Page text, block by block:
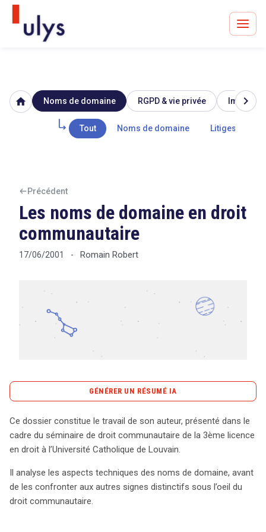
Avocats à Paris & Bruxelles
Leader en droit de l'innovation depuis 30 ans
CONTACT
home Noms de domaine RGPD & vie privée Image &
Tout Noms de domaine Litiges
chevron_right
Précédent
Les noms de domaine en droit
communautaire
17/06/2001 - Romain Robert
GÉNÉRER UN RÉSUMÉ IA
L’article explore les enjeux juridiques des noms de
domaine dans le cadre du droit communautaire, en se
étudiant de l’Université Catholique de Louvain. En premier
lieu, l’auteur examine les aspects techniques qui
entourent les noms de domaine, notamment leur
Ce dossier constitue le travail de son auteur, présenté dans le
cadre du séminaire de droit communautaire de la 3ème licence
en droit à l’Université Catholique de Louvain.
Il analyse les aspects techniques des noms de domaine, avant
de les confronter aux autres signes distinctifs sous l’oeil du
droit communautaire.